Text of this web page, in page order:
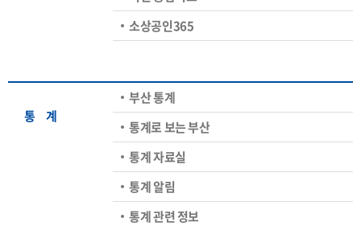
소상공인365
통ㅤ계
부산 통계
통계로 보는 부산
통계 자료실
통계 알림
통계 관련 정보